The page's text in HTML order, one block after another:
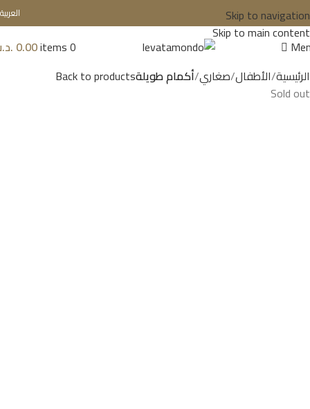
Skip to navigation
Skip to main content
العربية
0
items
0.00
الرئيسية الأطفال صغاري أكمام طويلةBack to products
Sold out